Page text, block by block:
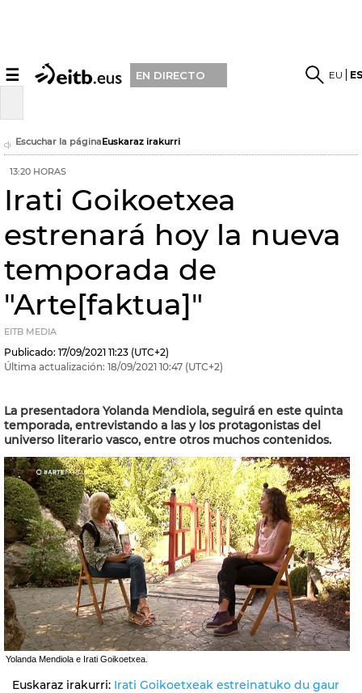
☰ EN DIRECTO EU
Escuchar la páginaEuskaraz irakurri
13:20 HORAS
Irati Goikoetxea
estrenará hoy la nueva
temporada de
"Arte[faktua]"
EITB MEDIA
Publicado: 17/09/2021 11:23 (UTC+2)
Última actualización: 18/09/2021 10:47 (UTC+2)
La presentadora Yolanda Mendiola, seguirá en este quinta
temporada, entrevistando a las y los protagonistas del
universo literario vasco, entre otros muchos contenidos.
Yolanda Mendiola e Irati Goikoetxea.
Euskaraz irakurri: Irati Goikoetxeak estreinatuko du gaur